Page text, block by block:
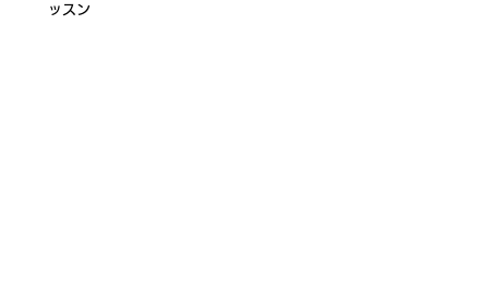
ッスン